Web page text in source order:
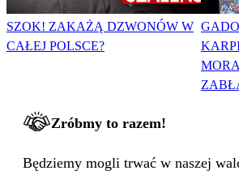
SZOK! ZAKAŻĄ DZWONÓW W
CAŁEJ POLSCE?
Zróbmy to razem!
Będziemy mogli trwać w naszej